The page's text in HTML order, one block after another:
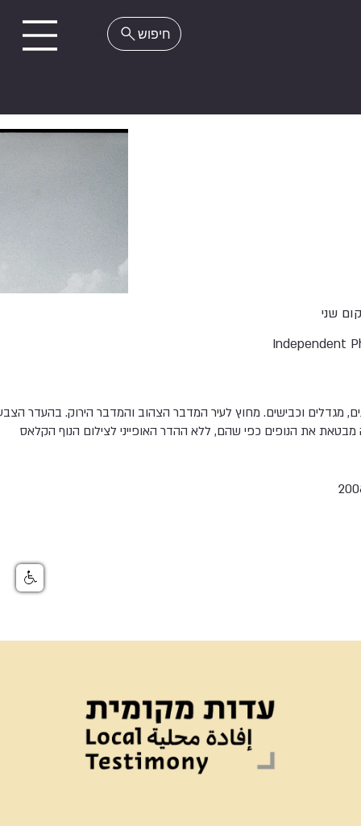
שני
Independent
מגדלים וכבישים. מחוץ לעיר המדבר הצהוב והמדבר הירוק. בהעדר
את הנופים כפי שהם, ללא ההדר האופייני לצילום הנוף הקלאס